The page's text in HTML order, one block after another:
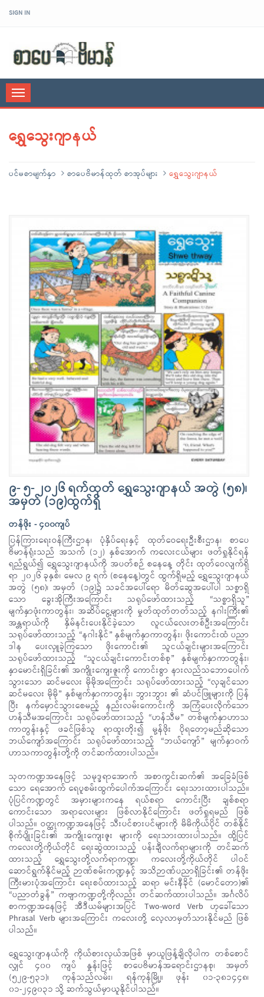
SIGN IN
Toggle
navigation
ရွှေသွေးဂျာနယ်
ပင်မစာမျက်နှာ စာပေဗိမာန်ထုတ် စာအုပ်များ ရွှေသွေးဂျာနယ်
၉- ၅- ၂၀၂၆ ရက်ထုတ် ရွှေသွေးဂျာနယ် အတွဲ (၅၈)၊
အမှတ် (၁၉)ထွက်ရှိ
တန်ဖိုး - ၄၀၀ကျပ်
ပြန်ကြားရေးဝန်ကြီးဌာန၊ ပုံနှိပ်ရေးနှင့် ထုတ်ဝေရေးဦးစီးဌာန၊ စာပေ
ဗိမာန်ရုံးသည် အသက် (၁၂) နှစ်အောက် ကလေးငယ်များ ဖတ်ရှုနိုင်ရန်
ရည်ရွယ်၍ ရွှေသွေးဂျာနယ်ကို အပတ်စဉ် စနေနေ့ တိုင်း ထုတ်ဝေလျက်ရှိ
ရာ ၂၀၂၆ ခုနှစ်၊ မေလ ၉ ရက် (စနေနေ့)တွင် ထွက်ရှိမည့် ရွှေသွေးဂျာနယ်
အတွဲ (၅၈)၊ အမှတ် (၁၉)၌ သခင်အပေါ်ရော မိတ်ဆွေအပေါ်ပါ သစ္စာရှိ
သော ခွေးအိုကြီးအကြောင်း သရုပ်ဖော်ထားသည့် “သစ္စာရှိသူ”
မျက်နှာဖုံးကာတွန်း၊ အဆိပ်ငွေ့များကို မှုတ်ထုတ်တတ်သည့် နဂါးကြီး၏
အန္တရာယ်ကို နှိမ်နင်းပေးနိုင်ခဲ့သော လူငယ်လေးတစ်ဦးအကြောင်း
သရုပ်ဖော်ထားသည့် “နဂါးနိုင်” နှစ်မျက်နှာကာတွန်း၊ ဖိုးကောင်းထံ ပညာ
ဒါန ပေးလှူခဲ့ကြသော ဖိုးကောင်း၏ သူငယ်ချင်းများအကြောင်း
သရုပ်ဖော်ထားသည့် “သူငယ်ချင်းကောင်းတစ်စု” နှစ်မျက်နှာကာတွန်း၊
နှာမောင်းရှိခြင်း၏ အကျိုးကျေးဇူးကို ကောင်းစွာ နားလည်သဘောပေါက်
သွားသော ဆင်မလေး မိုမိုအကြောင်း သရုပ်ဖော်ထားသည့် “လှချင်သော
ဆင်မလေး မိုမို” နှစ်မျက်နှာကာတွန်း၊ ဘွားဘွား ၏ ဆံပင်ဖြူများကို ပြန်
ပြီး နက်မှောင်သွားစေမည့် နည်းလမ်းကောင်းကို အကြံပေးလိုက်သော
ဟန်သီမအကြောင်း သရုပ်ဖော်ထားသည့် “ဟန်သီမ” တစ်မျက်နှာဟာသ
ကာတွန်းနှင့် ဖခင်ဖြစ်သူ ရာထူးတိုး၍ မု့န်ဖိုး ပိုရတော့မည်ဆိုသော
ဘယ်ကျော်အကြောင်း သရုပ်ဖော်ထားသည့် “ဘယ်ကျော်” မျက်နှာဝက်
ဟာသကာတွန်းတို့ကို တင်ဆက်ထားပါသည်။
သုတကဏ္ဍအနေဖြင့် သမုဒ္ဒရာအောက် အစာကွင်းဆက်၏ အခြေခံဖြစ်
သော ရေအောက် ရေပူစမ်းထွက်ပေါက်အကြောင်း ရေးသားထားပါသည်။
ပုံပြင်ကဏ္ဍတွင် အမှားများကနေ ရယ်စရာ ကောင်းပြီး ချစ်စရာ
ကောင်းသော အရာလေးများ ဖြစ်လာနိုင်ကြောင်း ဖတ်ရှုရမည် ဖြစ်
ပါသည်။ ဝတ္ထုကဏ္ဍအနေဖြင့် သီးပင်စားပင်များကို မိမိကိုယ်ပိုင် တစ်နိုင်
စိုက်ပျိုးခြင်း၏ အကျိုးကျေးဇူး များကို ရေးသားထားပါသည်။ ထို့ပြင်
ကလေးတို့ကိုယ်တိုင် ရေးဆွဲထားသည့် ပန်းချီလက်ရာများကို တင်ဆက်
ထားသည့် ရွှေသွေးတို့လက်ရာကဏ္ဍ၊ ကလေးတို့ကိုယ်တိုင် ပါဝင်
ဆောင်ရွက်နိုင်မည့် ဉာဏ်စမ်းကဏ္ဍနှင့် အသိဉာဏ်ပညာရှိခြင်း၏ တန်ဖိုး
ကြီးမားပုံအကြောင်း ရေးစပ်ထားသည့် ဆရာ မင်းနီခိုင် (မောင်တော)၏
“ပညာတံခွန်” ကဗျာကဏ္ဍတို့ကိုလည်း တင်ဆက်ထားပါသည်။ အင်္ဂလိပ်
စာကဏ္ဍအနေဖြင့် အီဒီယမ်များအပြင် Two-word Verb ဟုခေါ်သော
Phrasal Verb များအကြောင်း ကလေးတို့ လေ့လာမှတ်သားနိုင်မည် ဖြစ်
ပါသည်။
ရွှေသွေးဂျာနယ်ကို ကိုယ်စားလှယ်အဖြစ် မှာယူဖြန့်ချိလိုပါက တစ်စောင်
လျှင် ၄၀၀ ကျပ် နှုန်းဖြင့် စာပေဗိမာန်အရောင်းဌာနစု၊ အမှတ်
(၅၂၉-၅၃၁)၊ ကုန်သည်လမ်း၊ ရန်ကုန်မြို့။ ဖုန်း ၀၁-၃၈၁၄၄၈၊
၀၁-၂၄၉၀၃၁ သို့ ဆက်သွယ်မှာယူနိုင်ပါသည်။